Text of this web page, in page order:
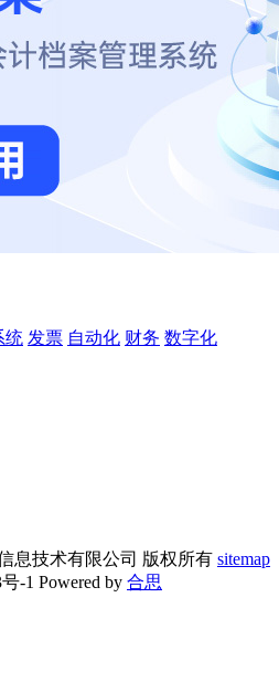
统 发票 自动化 财务 数字化
息技术有限公司 版权所有 sitemap
-1 Powered by 合思